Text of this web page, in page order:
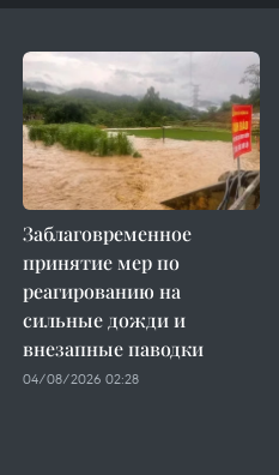
Заблаговременное
принятие мер по
реагированию на
сильные дожди и
внезапные паводки
04/08/2026 02:28